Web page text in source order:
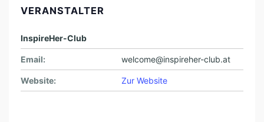
VERANSTALTER
InspireHer-Club
Email: welcome@inspireher-club.at
Website: Zur Website